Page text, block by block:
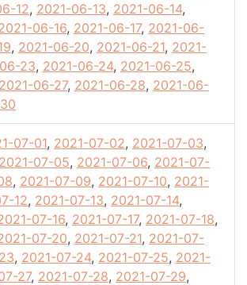
12, 2021-06-13, 2021-06-14,
06-16, 2021-06-17, 2021-06-
, 2021-06-20, 2021-06-21, 2021-
23, 2021-06-24, 2021-06-25,
2021-06-27, 2021-06-28, 2021-06-
07-01, 2021-07-02, 2021-07-03,
2021-07-05, 2021-07-06, 2021-07-
, 2021-07-09, 2021-07-10, 2021-
12, 2021-07-13, 2021-07-14,
07-16, 2021-07-17, 2021-07-18,
07-20, 2021-07-21, 2021-07-
, 2021-07-24, 2021-07-25, 2021-
27, 2021-07-28, 2021-07-29,